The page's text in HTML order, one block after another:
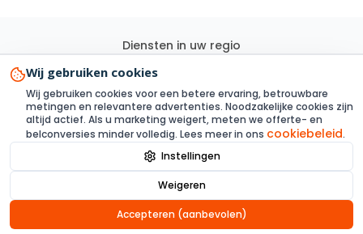
Wij gebruiken cookies
Wij gebruiken cookies voor een betere ervaring, betrouwbare
metingen en relevantere advertenties. Noodzakelijke cookies zijn
altijd actief. Als u marketing weigert, meten we offerte- en
belconversies minder volledig. Lees meer in ons cookiebeleid.
Instellingen
Weigeren
Accepteren (aanbevolen)
Diensten in uw regio
ElektricienGroepenkast
3 FaseElektra aanleggenLaadpaalZonnepanelen
Elektra inspectieThuisbatterij
© 2025 Steenbergen Elektriciens- onderdeel Steenbergen
Elektriciens B.V.
Voorwaarden Alle links